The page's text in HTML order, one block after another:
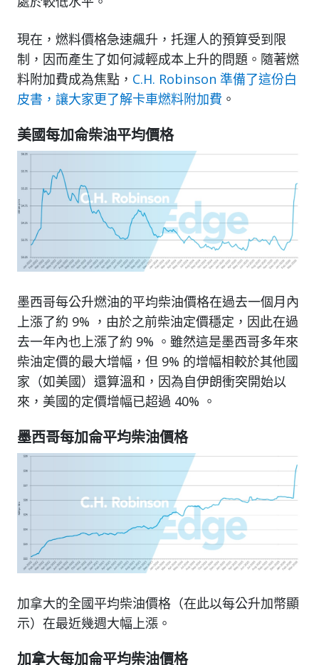
現在，燃料價格急速飆升，托運人的預算受到限
制，因而產生了如何減輕成本上升的問題。隨著燃
料附加費成為焦點， C.H. Robinson 準備了這份白
皮書，讓大家更了解卡車燃料附加費 。
美國每加侖柴油平均價格
墨西哥每公升燃油的平均柴油價格在過去一個月內
上漲了約 9% ，由於之前柴油定價穩定，因此在過
去一年內也上漲了約 9% 。雖然這是墨西哥多年來
柴油定價的最大增幅，但 9% 的增幅相較於其他國
家（如美國）還算溫和，因為自伊朗衝突開始以
來，美國的定價增幅已超過 40% 。
墨西哥每加侖平均柴油價格
加拿大的全國平均柴油價格（在此以每公升加幣顯
示）在最近幾週大幅上漲。
加拿大每加侖平均柴油價格